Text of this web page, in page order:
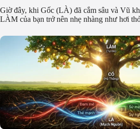
Giờ đây, khi Gốc (LÀ) đã cắm sâu và Vũ
LÀM của bạn trở nên nhẹ nhàng như hơi